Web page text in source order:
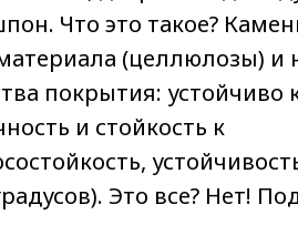
Что это такое?
(целлюлозы) и
покрытия: устойчиво
и стойкость к
Это все? Нет!